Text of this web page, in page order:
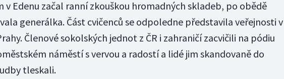
v Edenu začal ranní zkouškou hromadných skladeb, po obědě
generálka. Část cvičenců se odpoledne představila veřejnosti v
Členové sokolských jednot z ČR i zahraničí zacvičili na pódiu
náměstí s vervou a radostí a lidé jim skandovaně do
tleskali.